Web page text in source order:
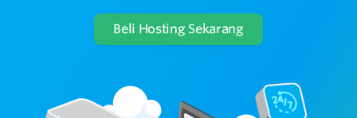
Apakah hosting DomaiNesia juga cocok
untuk developer?
Apakah saya bisa pindah dari hosting lama ke
DomaiNesia?
Beli Hosting Sekarang